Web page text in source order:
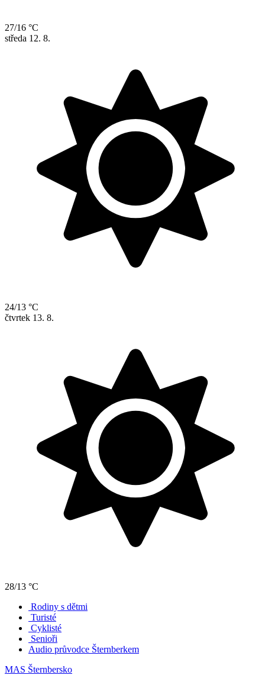
27/16 °C
středa 12. 8.
24/13 °C
čtvrtek 13. 8.
28/13 °C
Rodiny s dětmi
Turisté
Cyklisté
Senioři
Audio průvodce Šternberkem
MAS Šternbersko